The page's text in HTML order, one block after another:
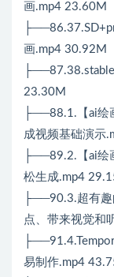
画.mp4 23.60M
画.mp4 30.92M
23.30M
├──88.1.【ai绘
成视频基础演示
├──89.2.【ai绘
松生成.mp4
├──90.3.超有趣
点、带来视觉和
易制作.mp4